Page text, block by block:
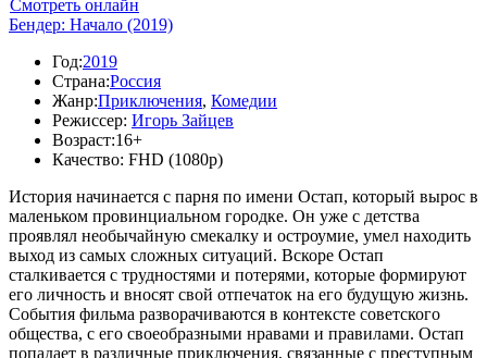
Смотреть онлайн
Бендер: Начало (2019)
Год:2019
Страна:Россия
Жанр:Приключения, Комедии
Режиссер: Игорь Зайцев
Возраст:16+
Качество: FHD (1080p)
История начинается с парня по имени Остап, который вырос в
маленьком провинциальном городке. Он уже с детства
проявлял необычайную смекалку и остроумие, умел находить
выход из самых сложных ситуаций. Вскоре Остап
сталкивается с трудностями и потерями, которые формируют
его личность и вносят свой отпечаток на его будущую жизнь.
События фильма разворачиваются в контексте советского
общества, с его своеобразными нравами и правилами. Остап
попадает в различные приключения, связанные с преступным